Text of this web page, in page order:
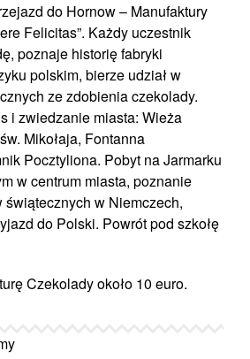
do Hornow – Manufaktury
Felicitas”. Każdy uczestnik
poznaje historię fabryki
polskim, bierze udział w
ze zdobienia czekolady.
i zwiedzanie miasta: Wieża
Mikołaja, Fontanna
Pocztyliona. Pobyt na Jarmarku
w centrum miasta, poznanie
w Niemczech,
do Polski. Powrót pod szkołę
Czekolady około 10 euro.